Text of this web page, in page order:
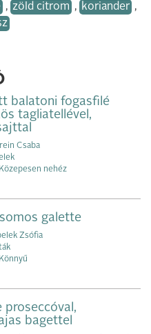
, zöld citrom , koriander ,
balatoni fogasfilé
tagliatellével,
Csaba
Közepesen nehéz
galette
Zsófia
Könnyű
proseccóval,
bagettel